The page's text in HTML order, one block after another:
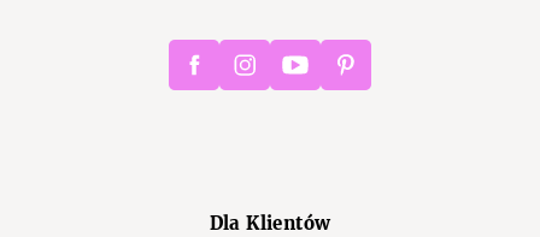
FacebookInstagramYoutube Pinterest
Dla Klientów